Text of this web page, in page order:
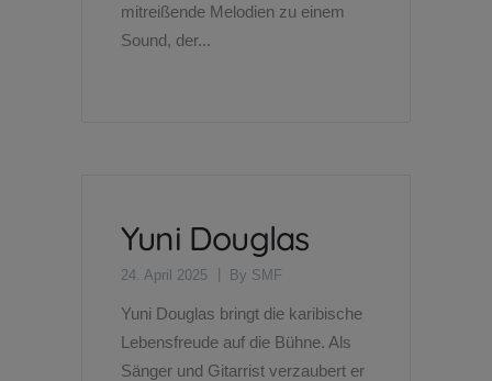
mitreißende Melodien zu einem
Sound, der...
Yuni Douglas
24. April 2025 By SMF
Yuni Douglas bringt die karibische
Lebensfreude auf die Bühne. Als
Sänger und Gitarrist verzaubert er